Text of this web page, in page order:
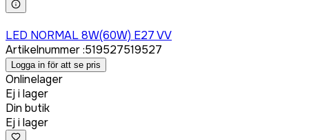
LED NORMAL 8W(60W) E27 VV
Artikelnummer:519527519527
Logga in för att se pris
Onlinelager
Ej i lager
Din butik
Ej i lager